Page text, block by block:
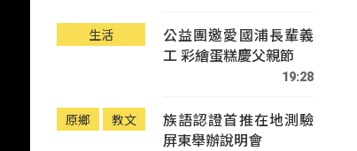
生活
公益團邀愛國浦長輩義
工 彩繪蛋糕慶父親節
19:28
原鄉 教文
族語認證首推在地測驗
屏東舉辦說明會